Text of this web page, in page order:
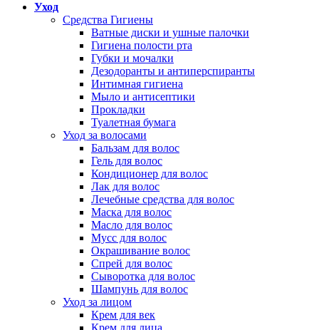
Уход
Средства Гигиены
Ватные диски и ушные палочки
Гигиена полости рта
Губки и мочалки
Дезодоранты и антиперспиранты
Интимная гигиена
Мыло и антисептики
Прокладки
Туалетная бумага
Уход за волосами
Бальзам для волос
Гель для волос
Кондиционер для волос
Лак для волос
Лечебные средства для волос
Маска для волос
Масло для волос
Мусс для волос
Окрашивание волос
Спрей для волос
Сыворотка для волос
Шампунь для волос
Уход за лицом
Крем для век
Крем для лица